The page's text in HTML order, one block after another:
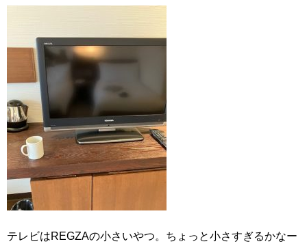
テレビはREGZAの小さいやつ。ちょっと小さすぎるかなー